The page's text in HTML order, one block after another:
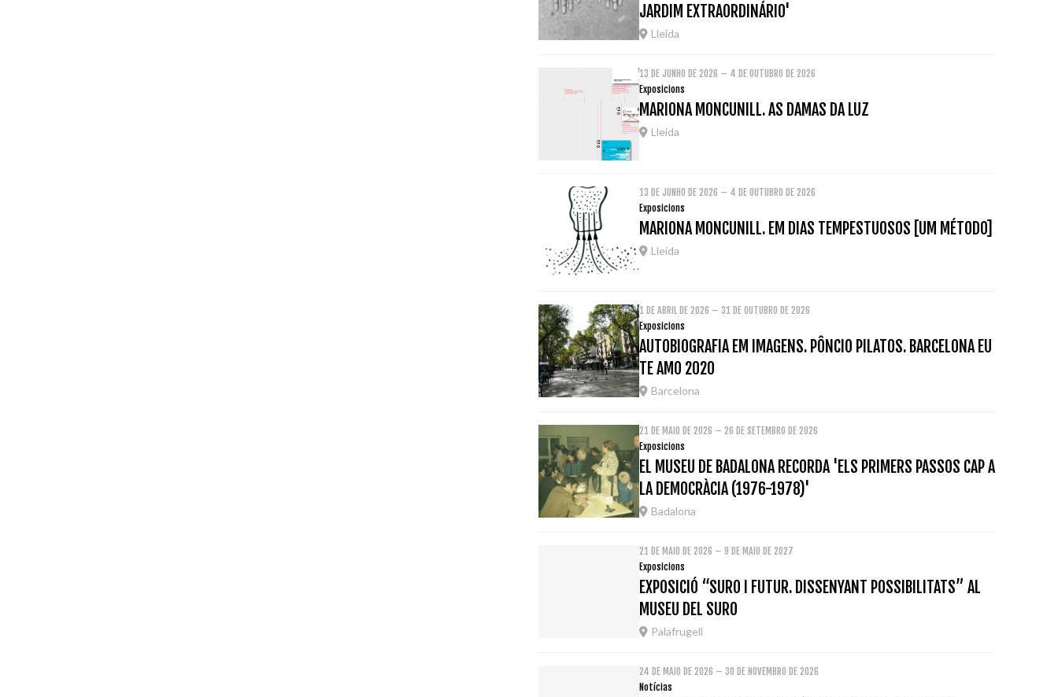
JARDIM EXTRAORDINÁRIO'
Lleida
13 DE JUNHO DE 2026 – 4 DE OUTUBRO DE 2026
Exposicions
MARIONA MONCUNILL. AS DAMAS DA LUZ
Lleida
13 DE JUNHO DE 2026 – 4 DE OUTUBRO DE 2026
Exposicions
MARIONA MONCUNILL. EM DIAS TEMPESTUOSOS [UM MÉTODO]
Lleida
1 DE ABRIL DE 2026 – 31 DE OUTUBRO DE 2026
Exposicions
AUTOBIOGRAFIA EM IMAGENS. PÔNCIO PILATOS. BARCELONA EU
TE AMO 2020
Barcelona
21 DE MAIO DE 2026 – 26 DE SETEMBRO DE 2026
Exposicions
EL MUSEU DE BADALONA RECORDA 'ELS PRIMERS PASSOS CAP A
LA DEMOCRÀCIA (1976-1978)'
Badalona
21 DE MAIO DE 2026 – 9 DE MAIO DE 2027
Exposicions
EXPOSICIÓ “SURO I FUTUR. DISSENYANT POSSIBILITATS” AL
MUSEU DEL SURO
Palafrugell
24 DE MAIO DE 2026 – 30 DE NOVEMBRO DE 2026
Notícias